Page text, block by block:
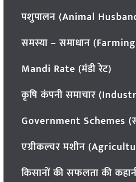
पशुपालन (Animal
समस्या – समाधान
Mandi Rate (मंडी रेट)
कृषि कंपनी समाचार
Government Schemes
एग्रीकल्चर मशीन
किसानों की सफलता की